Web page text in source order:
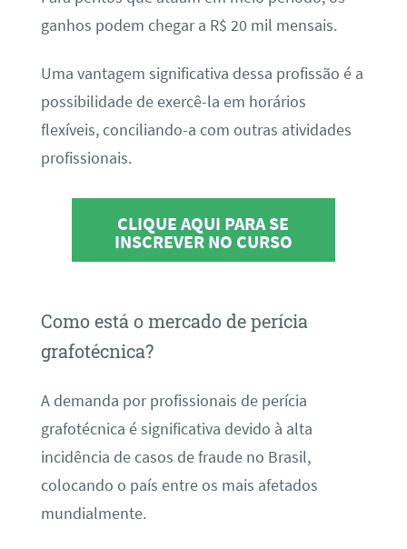
ganhos podem chegar a R$ 20 mil mensais.
Uma vantagem significativa dessa profissão é a
possibilidade de exercê-la em horários
flexíveis, conciliando-a com outras atividades
profissionais.
CLIQUE AQUI PARA SE
INSCREVER NO CURSO
Como está o mercado de perícia
grafotécnica?
A demanda por profissionais de perícia
grafotécnica é significativa devido à alta
incidência de casos de fraude no Brasil,
colocando o país entre os mais afetados
mundialmente.